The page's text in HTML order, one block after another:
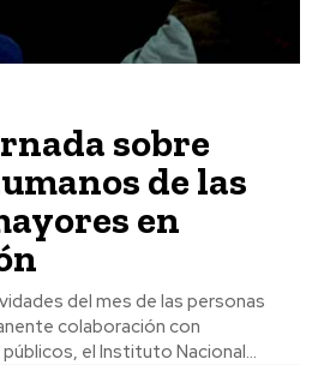
sobre
de las
en
del mes de las personas
colaboración con
el Instituto Nacional...